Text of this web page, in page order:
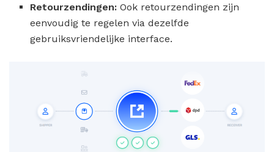
Retourzendingen: Ook retourzendingen zijn
eenvoudig te regelen via dezelfde
gebruiksvriendelijke interface.